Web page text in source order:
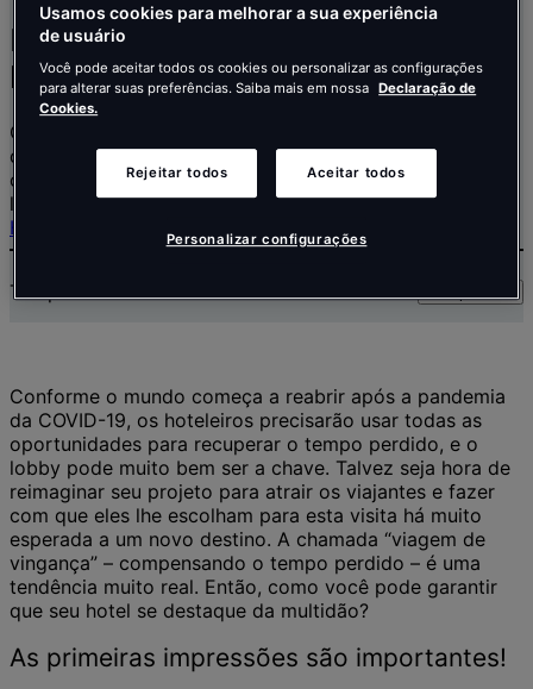
insights
É hora de repensar os lobbies dos
hotéis?
Conforme o mundo começa a reabrir após a pandemia
da COVID-19, os hoteleiros precisarão usar todas as
oportunidades para recuperar o tempo perdido, e o
lobby pode muito bem ser a chave.
Hotel
Tempo de leitura:8min
Conforme o mundo começa a reabrir após a pandemia
da COVID-19, os hoteleiros precisarão usar todas as
oportunidades para recuperar o tempo perdido, e o
lobby pode muito bem ser a chave. Talvez seja hora de
reimaginar seu projeto para atrair os viajantes e fazer
com que eles lhe escolham para esta visita há muito
esperada a um novo destino. A chamada “viagem de
vingança” – compensando o tempo perdido – é uma
tendência muito real. Então, como você pode garantir
que seu hotel se destaque da multidão?
As primeiras impressões são importantes!
Usamos cookies para melhorar a sua experiência
de usuário
Você pode aceitar todos os cookies ou personalizar as configurações
para alterar suas preferências. Saiba mais em nossa Declaração de
Cookies.
Rejeitar todos Aceitar todos
Personalizar configurações